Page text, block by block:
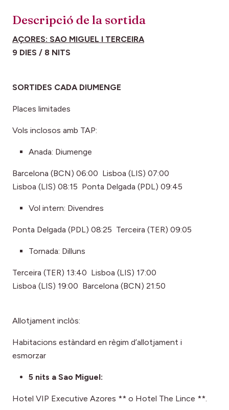
Descripció de la sortida
AÇORES: SAO MIGUEL I TERCEIRA
9 DIES / 8 NITS
SORTIDES CADA DIUMENGE
Places limitades
Vols inclosos amb TAP:
Anada: Diumenge
Barcelona (BCN) 06:00 Lisboa (LIS) 07:00
Lisboa (LIS) 08:15 Ponta Delgada (PDL) 09:45
Vol intern: Divendres
Ponta Delgada (PDL) 08:25 Terceira (TER) 09:05
Tornada: Dilluns
Terceira (TER) 13:40 Lisboa (LIS) 17:00
Lisboa (LIS) 19:00 Barcelona (BCN) 21:50
Allotjament inclòs:
Habitacions estàndard en règim d’allotjament i
esmorzar
5 nits a Sao Miguel:
Hotel VIP Executive Azores ** o Hotel The Lince **.